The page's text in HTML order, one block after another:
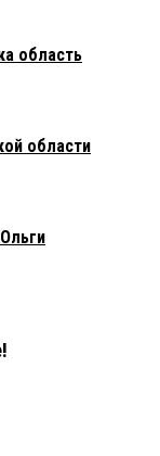
область
области